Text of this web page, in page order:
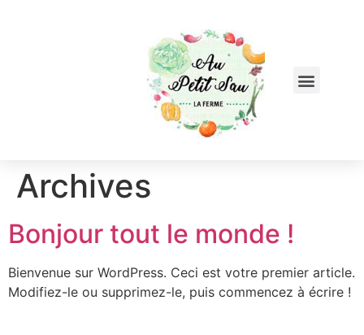
Archives
Bonjour tout le monde !
Bienvenue sur WordPress. Ceci est votre premier article.
Modifiez-le ou supprimez-le, puis commencez à écrire !